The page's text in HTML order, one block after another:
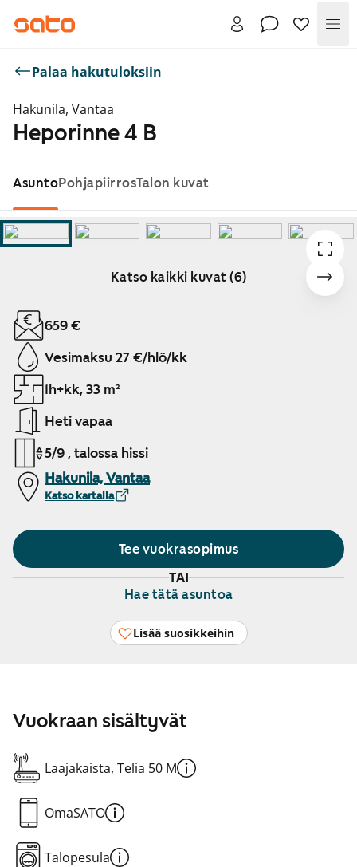
Palaa hakutuloksiin
Hakunila, Vantaa
Heporinne 4 B
AsuntoPohjapiirrosTalon kuvat
Katso kaikki kuvat (6)
Näytetään dia 1 / 6
659 €
Vesimaksu 27 €/hlö/kk
1h+kk, 33 m²
Heti vapaa
5/9 , talossa hissi
Hakunila, Vantaa
Katso kartalla
Tee vuokrasopimus
TAI
Hae tätä asuntoa
Lisää suosikkeihin
Vuokraan sisältyvät
Laajakaista, Telia 50 M
OmaSATO
Talopesula